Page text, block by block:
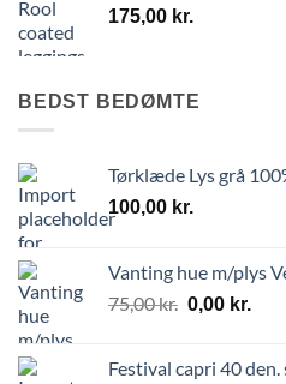
175,00 kr.
BEDST BEDØMTE
Tørklæde Lys grå
100,00 kr.
Vanting hue m/plys
75,00kr. 0,00 kr.
Festival capri 40